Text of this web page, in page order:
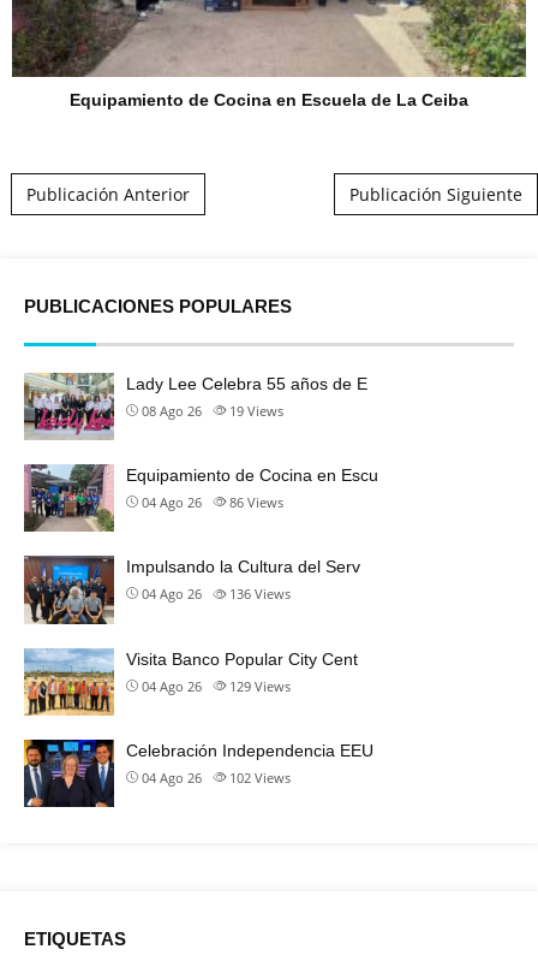
Equipamiento de Cocina en Escuela de La Ceiba
Publicación Anterior Publicación Siguiente
PUBLICACIONES POPULARES
Lady Lee Celebra 55 años de E
08 Ago 26 19 Views
Equipamiento de Cocina en Escu
04 Ago 26 86 Views
Impulsando la Cultura del Serv
04 Ago 26 136 Views
Visita Banco Popular City Cent
04 Ago 26 129 Views
Celebración Independencia EEU
04 Ago 26 102 Views
ETIQUETAS